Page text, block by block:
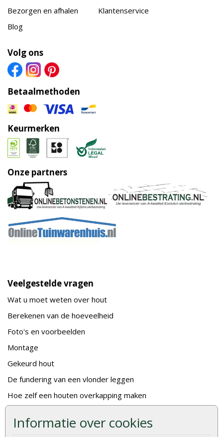
Informatie over cookies
Bezorgen en afhalen
Blog
Klantenservice
Volg ons
Betaalmethoden
Keurmerken
Onze partners
Veelgestelde vragen
Wat u moet weten over hout
Berekenen van de hoeveelheid
Foto's en voorbeelden
Montage
Gekeurd hout
De fundering van een vlonder leggen
Hoe zelf een houten overkapping maken
Hoe betonpaal plaatsen